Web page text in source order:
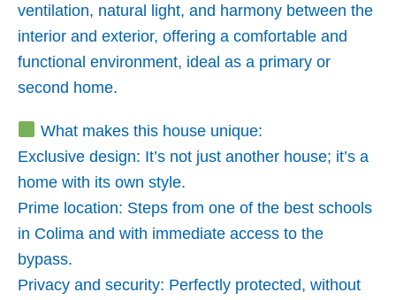
ventilation, natural light, and harmony between the
interior and exterior, offering a comfortable and
functional environment, ideal as a primary or
second home.
What makes this house unique:
Exclusive design: It’s not just another house; it’s a
home with its own style.
Prime location: Steps from one of the best schools
in Colima and with immediate access to the
bypass.
Privacy and security: Perfectly protected, without